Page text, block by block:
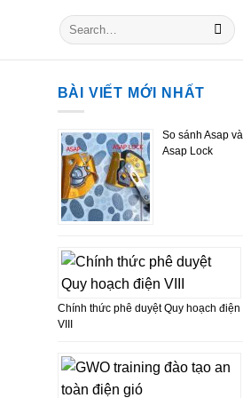
BÀI VIẾT MỚI NHẤT
So sánh Asap và
Asap Lock
Chính thức phê duyệt Quy hoạch điện
VIII